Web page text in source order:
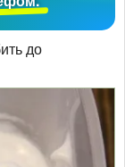
до